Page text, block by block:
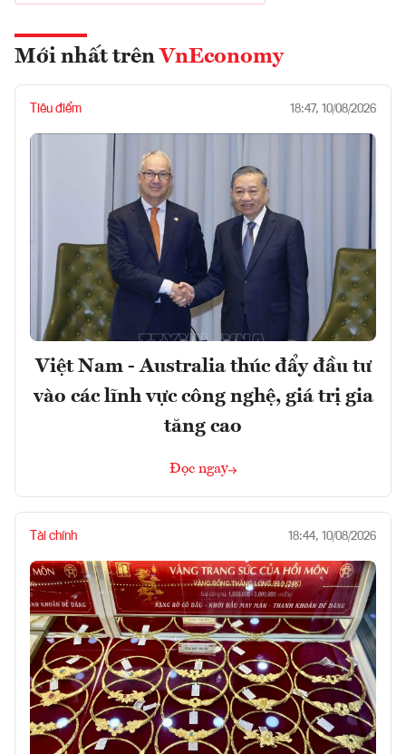
Mới nhất trên VnEconomy
Tiêu điểm 18:47, 10/08/2026
Việt Nam - Australia thúc đẩy đầu tư
vào các lĩnh vực công nghệ, giá trị gia
tăng cao
Đọc ngay
Tài chính 18:44, 10/08/2026